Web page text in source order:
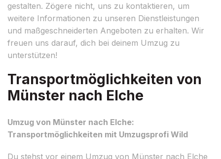
gestalten. Zögere nicht, uns zu kontaktieren, um
weitere Informationen zu unseren Dienstleistungen
und maßgeschneiderten Angeboten zu erhalten. Wir
freuen uns darauf, dich bei deinem Umzug zu
unterstützen!
Transportmöglichkeiten von
Münster nach Elche
Umzug von Münster nach Elche:
Transportmöglichkeiten mit Umzugsprofi Wild
Du stehst vor einem Umzug von Münster nach Elche